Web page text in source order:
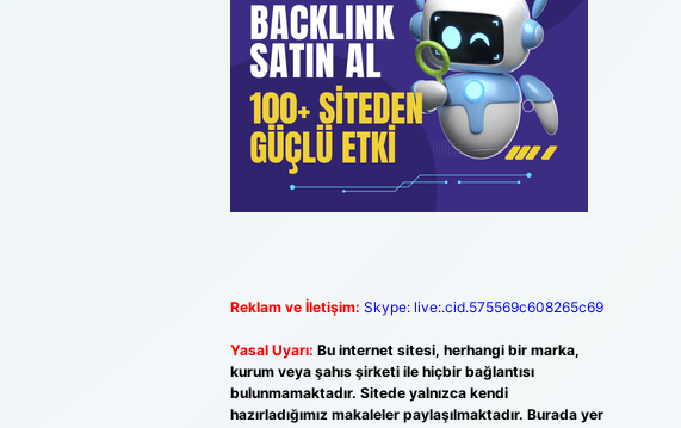
Reklam ve İletişim: Skype: live:.cid.575569c608265c69
Yasal Uyarı: Bu internet sitesi, herhangi bir marka,
kurum veya şahıs şirketi ile hiçbir bağlantısı
bulunmamaktadır. Sitede yalnızca kendi
hazırladığımız makaleler paylaşılmaktadır. Burada yer